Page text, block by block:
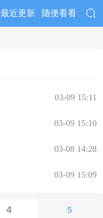
最近更新 随便看看
03-09 15:11
03-09 15:10
03-08 14:28
03-09 15:09
4 5